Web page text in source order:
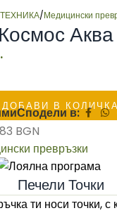
/Медицински
ДОБАВИ В КОЛИЧКА
Сподели в:
BGN
превръзки
Печели Точки
ти носи точки,